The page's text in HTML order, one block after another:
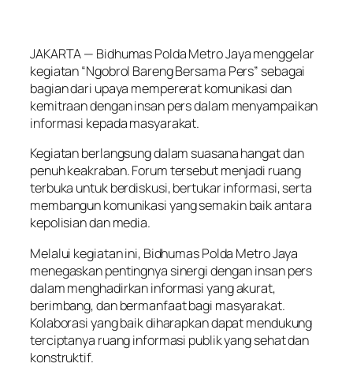
JAKARTA — Bidhumas Polda Metro Jaya menggelar
kegiatan “Ngobrol Bareng Bersama Pers” sebagai
bagian dari upaya mempererat komunikasi dan
kemitraan dengan insan pers dalam menyampaikan
informasi kepada masyarakat.
Kegiatan berlangsung dalam suasana hangat dan
penuh keakraban. Forum tersebut menjadi ruang
terbuka untuk berdiskusi, bertukar informasi, serta
membangun komunikasi yang semakin baik antara
kepolisian dan media.
Melalui kegiatan ini, Bidhumas Polda Metro Jaya
menegaskan pentingnya sinergi dengan insan pers
dalam menghadirkan informasi yang akurat,
berimbang, dan bermanfaat bagi masyarakat.
Kolaborasi yang baik diharapkan dapat mendukung
terciptanya ruang informasi publik yang sehat dan
konstruktif.